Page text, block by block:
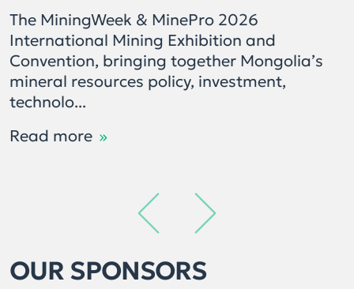
The MiningWeek & MinePro 2026
International Mining Exhibition and
Convention, bringing together Mongolia’s
mineral resources policy, investment,
technolo...
Read more
OUR SPONSORS